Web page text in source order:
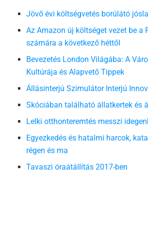
Jövő évi költségvetés borúlátó
Az Amazon új költséget vezet be a
számára a következő héttől
Bevezetés London Világába: A
Kultúrája és Alapvető Tippek
Állásinterjú Szimulátor Interjú
Skóciában található állatkertek és
Lelki otthonteremtés messzi
Egyezkedés és hatalmi harcok,
régen és ma
Tavaszi óraátállítás 2017-ben